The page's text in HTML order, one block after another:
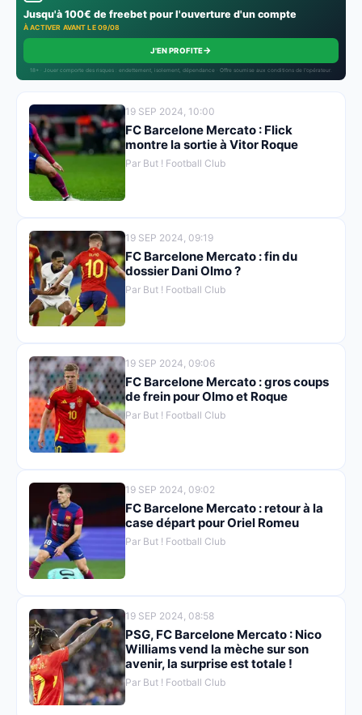
Jusqu'à 100€ de freebet pour l'ouverture d'un compte
À ACTIVER AVANT LE 09/08
J'EN PROFITE→
18+ · Jouer comporte des risques : endettement, isolement, dépendance · Offre soumise aux conditions de l’opérateur.
19 SEP 2024, 10:00
FC Barcelone Mercato : Flick
montre la sortie à Vitor Roque
Par But ! Football Club
19 SEP 2024, 09:19
FC Barcelone Mercato : fin du
dossier Dani Olmo ?
Par But ! Football Club
19 SEP 2024, 09:06
FC Barcelone Mercato : gros coups
de frein pour Olmo et Roque
Par But ! Football Club
19 SEP 2024, 09:02
FC Barcelone Mercato : retour à la
case départ pour Oriel Romeu
Par But ! Football Club
19 SEP 2024, 08:58
PSG, FC Barcelone Mercato : Nico
Williams vend la mèche sur son
avenir, la surprise est totale !
Par But ! Football Club